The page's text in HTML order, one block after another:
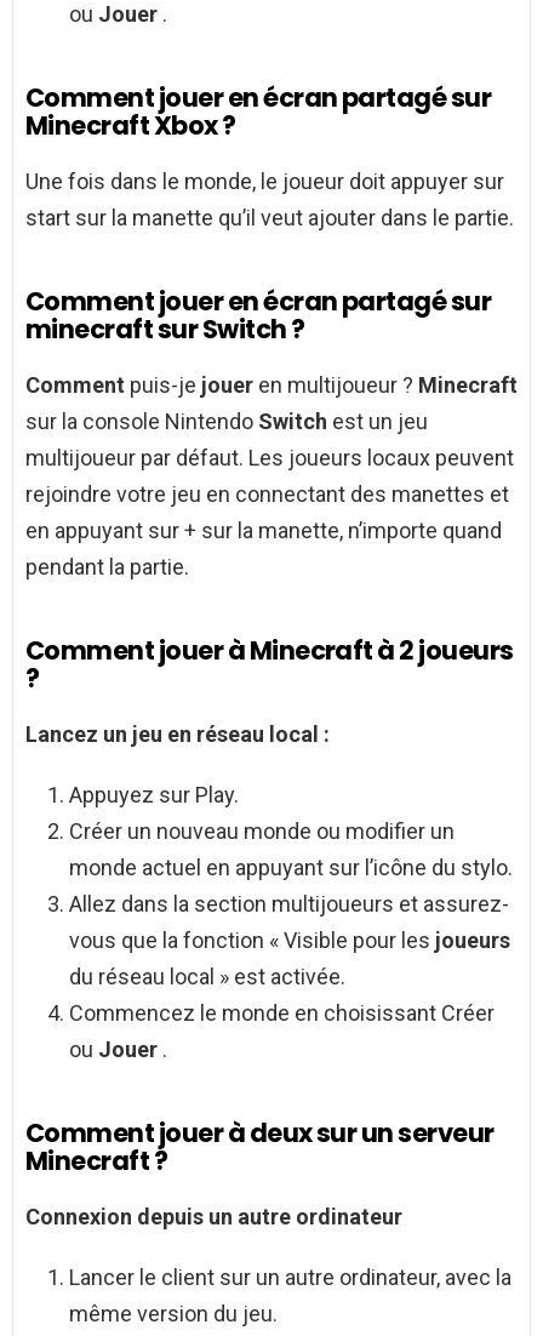
ou Jouer .
Comment jouer en écran partagé sur
Minecraft Xbox ?
Une fois dans le monde, le joueur doit appuyer sur
start sur la manette qu’il veut ajouter dans le partie.
Comment jouer en écran partagé sur
minecraft sur Switch ?
Comment puis-je jouer en multijoueur ? Minecraft
sur la console Nintendo Switch est un jeu
multijoueur par défaut. Les joueurs locaux peuvent
rejoindre votre jeu en connectant des manettes et
en appuyant sur + sur la manette, n’importe quand
pendant la partie.
Comment jouer à Minecraft à 2 joueurs
?
Lancez un jeu en réseau local :
Appuyez sur Play.
Créer un nouveau monde ou modifier un
monde actuel en appuyant sur l’icône du stylo.
Allez dans la section multijoueurs et assurez-
vous que la fonction « Visible pour les joueurs
du réseau local » est activée.
Commencez le monde en choisissant Créer
ou Jouer .
Comment jouer à deux sur un serveur
Minecraft ?
Connexion depuis un autre ordinateur
Lancer le client sur un autre ordinateur, avec la
même version du jeu.